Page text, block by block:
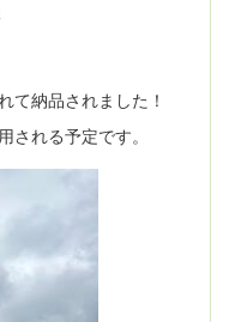
て納品されました！
れる予定です。